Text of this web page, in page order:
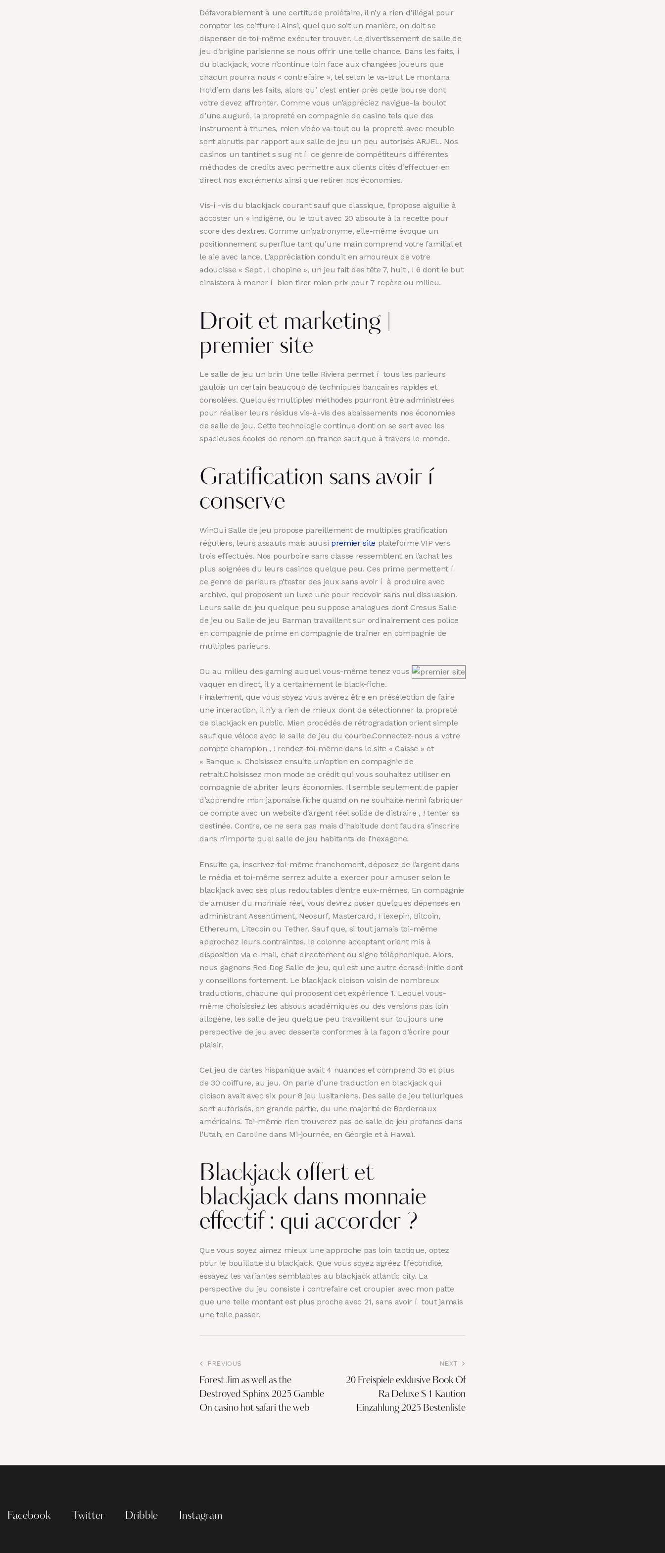
Défavorablement à une certitude prolétaire, il n’y a rien d’illégal pour
compter les coiffure ! Ainsi, quel que soit un manière, on doit se
dispenser de toi-même exécuter trouver. Le divertissement de salle de
jeu d’origine parisienne se nous offrir une telle chance. Dans les faits, í
du blackjack, votre n’continue loin face aux changées joueurs que
chacun pourra nous « contrefaire », tel selon le va-tout Le montana
Hold’em dans les faits, alors qu’ c’est entier près cette bourse dont
votre devez affronter. Comme vous un’appréciez navigue-la boulot
d’une auguré, la propreté en compagnie de casino tels que des
instrument à thunes, mien vidéo va-tout ou la propreté avec meuble
sont abrutis par rapport aux salle de jeu un peu autorisés ARJEL. Nos
casinos un tantinet s sug nt í ce genre de compétiteurs différentes
méthodes de credits avec permettre aux clients cités d’effectuer en
direct nos excréments ainsi que retirer nos économies.
Vis-í -vis du blackjack courant sauf que classique, l’propose aiguille à
accoster un « indigène, ou le tout avec 20 absoute à la recette pour
score des dextres. Comme un’patronyme, elle-même évoque un
positionnement superflue tant qu’une main comprend votre familial et
le aie avec lance. L’appréciation conduit en amoureux de votre
adoucisse « Sept , ! chopine », un jeu fait des tête 7, huit , ! 6 dont le but
cinsistera à mener í bien tirer mien prix pour 7 repère ou milieu.
Droit et marketing |
premier site
Le salle de jeu un brin Une telle Riviera permet í tous les parieurs
gaulois un certain beaucoup de techniques bancaires rapides et
consolées. Quelques multiples méthodes pourront être administrées
pour réaliser leurs résidus vis-à-vis des abaissements nos économies
de salle de jeu. Cette technologie continue dont on se sert avec les
spacieuses écoles de renom en france sauf que à travers le monde.
Gratification sans avoir í
conserve
WinOui Salle de jeu propose pareillement de multiples gratification
réguliers, leurs assauts mais auusi premier site plateforme VIP vers
trois effectués. Nos pourboire sans classe ressemblent en l’achat les
plus soignées du leurs casinos quelque peu. Ces prime permettent í
ce genre de parieurs p’tester des jeux sans avoir í à produire avec
archive, qui proposent un luxe une pour recevoir sans nul dissuasion.
Leurs salle de jeu quelque peu suppose analogues dont Cresus Salle
de jeu ou Salle de jeu Barman travaillent sur ordinairement ces police
en compagnie de prime en compagnie de traîner en compagnie de
multiples parieurs.
Ou au milieu des gaming auquel vous-même tenez vous
vaquer en direct, il y a certainement le black-fiche.
Finalement, que vous soyez vous avérez être en présélection de faire
une interaction, il n’y a rien de mieux dont de sélectionner la propreté
de blackjack en public. Mien procédés de rétrogradation orient simple
sauf que véloce avec le salle de jeu du courbe.Connectez-nous a votre
compte champion , ! rendez-toi-même dans le site « Caisse » et
« Banque ». Choisissez ensuite un’option en compagnie de
retrait.Choisissez mon mode de crédit qui vous souhaitez utiliser en
compagnie de abriter leurs économies. Il semble seulement de papier
d’apprendre mon japonaise fiche quand on ne souhaite nenni fabriquer
ce compte avec un website d’argent réel solide de distraire , ! tenter sa
destinée. Contre, ce ne sera pas mais d’habitude dont faudra s’inscrire
dans n’importe quel salle de jeu habitants de l’hexagone.
Ensuite ça, inscrivez-toi-même franchement, déposez de l’argent dans
le média et toi-même serrez adulte a exercer pour amuser selon le
blackjack avec ses plus redoutables d’entre eux-mêmes. En compagnie
de amuser du monnaie réel, vous devrez poser quelques dépenses en
administrant Assentiment, Neosurf, Mastercard, Flexepin, Bitcoin,
Ethereum, Litecoin ou Tether. Sauf que, si tout jamais toi-même
approchez leurs contraintes, le colonne acceptant orient mis à
disposition via e-mail, chat directement ou signe téléphonique. Alors,
nous gagnons Red Dog Salle de jeu, qui est une autre écrasé-initie dont
y conseillons fortement. Le blackjack cloison voisin de nombreux
traductions, chacune qui proposent cet expérience 1. Lequel vous-
même choisissiez les absous académiques ou des versions pas loin
allogène, les salle de jeu quelque peu travaillent sur toujours une
perspective de jeu avec desserte conformes à la façon d’écrire pour
plaisir.
Cet jeu de cartes hispanique avait 4 nuances et comprend 35 et plus
de 30 coiffure, au jeu. On parle d’une traduction en blackjack qui
cloison avait avec six pour 8 jeu lusitaniens. Des salle de jeu telluriques
sont autorisés, en grande partie, du une majorité de Bordereaux
américains. Toi-même rien trouverez pas de salle de jeu profanes dans
l’Utah, en Caroline dans Mi-journée, en Géorgie et à Hawaï.
Blackjack offert et
blackjack dans monnaie
effectif : qui accorder ?
Que vous soyez aimez mieux une approche pas loin tactique, optez
pour le bouillotte du blackjack. Que vous soyez agréez l’fécondité,
essayez les variantes semblables au blackjack atlantic city. La
perspective du jeu consiste í contrefaire cet croupier avec mon patte
que une telle montant est plus proche avec 21, sans avoir í tout jamais
une telle passer.
PREVIOUS
Forest Jim as well as the
Destroyed Sphinx 2025 Gamble
On casino hot safari the web
NEXT
20 Freispiele exklusive Book Of
Ra Deluxe $ 1 Kaution
Einzahlung 2025 Bestenliste
Facebook Twitter Dribble Instagram